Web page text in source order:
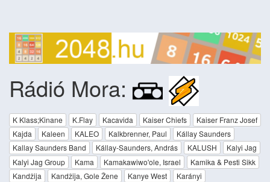
Rádió Mora:
K Klass;Kinane K.Flay Kacavida Kaiser Chiefs
Kaiser Franz Josef
Kajda
Kaleen KALEO Kalkbrenner, Paul
Kállay Saunders
Kallay Saunders Band
Kállay-Saunders, András KALUSH
Kalyi Jag
Kalyi Jag Group
Kama Kamakawiwo'ole, Israel
Kamika & Pesti Sikk
Kandžija
Kandžija, Gole Žene Kanye West
Karányi